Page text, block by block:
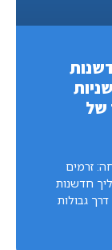
של
זרמים
חדשנות
גבולות